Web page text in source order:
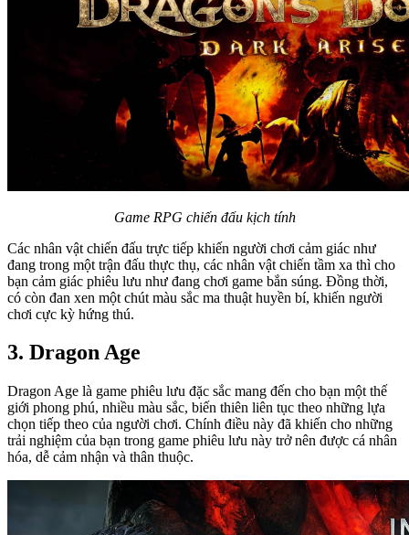
Game RPG chiến đấu kịch tính
Các nhân vật chiến đấu trực tiếp khiến người chơi cảm giác như
đang trong một trận đấu thực thụ, các nhân vật chiến tầm xa thì cho
bạn cảm giác phiêu lưu như đang chơi game bắn súng. Đồng thời,
có còn đan xen một chút màu sắc ma thuật huyền bí, khiến người
chơi cực kỳ hứng thú.
3. Dragon Age
Dragon Age là game phiêu lưu đặc sắc mang đến cho bạn một thế
giới phong phú, nhiều màu sắc, biến thiên liên tục theo những lựa
chọn tiếp theo của người chơi. Chính điều này đã khiến cho những
trải nghiệm của bạn trong game phiêu lưu này trở nên được cá nhân
hóa, dễ cảm nhận và thân thuộc.